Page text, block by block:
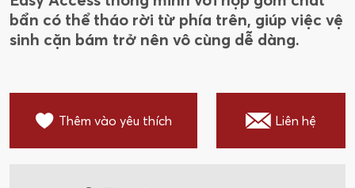
bẩn có thể tháo rời từ phía trên, giúp việc vệ
sinh cặn bám trở nên vô cùng dễ dàng.
Thêm vào yêu thích Liên hệ